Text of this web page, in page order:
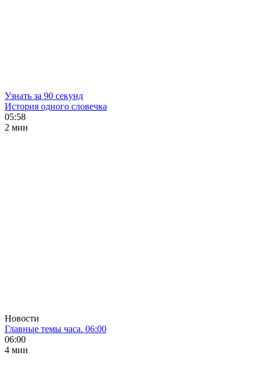
Узнать за 90 секунд
История одного словечка
05:58
2 мин
Новости
Главные темы часа. 06:00
06:00
4 мин